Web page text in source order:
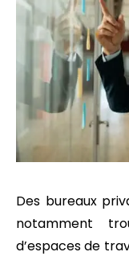
Des bureaux
notamment
d’espaces de